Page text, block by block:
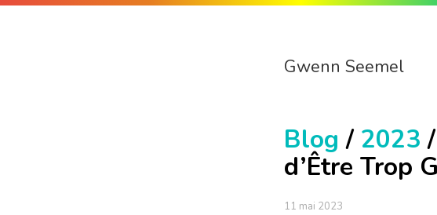
Gwenn Seemel
Blog / 2023
d’Être Trop
11 mai 2023